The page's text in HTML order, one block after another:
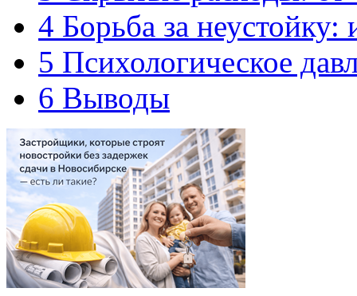
4 Борьба за
5 Психологическое
6 Выводы